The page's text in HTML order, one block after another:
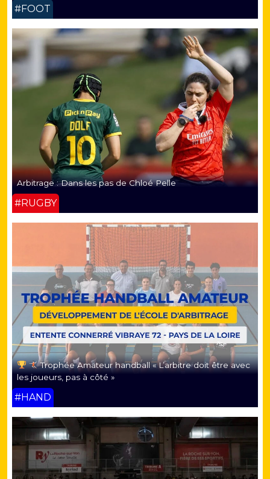
#FOOT
Arbitrage : Dans les pas de Chloé Pelle
#RUGBY
Trophée Amateur handball « L’arbitre doit être avec
les joueurs, pas à côté »
#HAND